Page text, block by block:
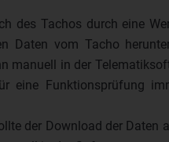
des Tachos durch eine
Daten vom Tacho
manuell in der
eine Funktionsprüfung
der Download der Daten